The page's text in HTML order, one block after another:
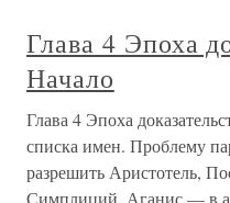
Глава 4 Эпоха
Начало
Глава 4 Эпоха
списка имен. Проблему
разрешить Аристотель,
Симплиций, Аганис — в